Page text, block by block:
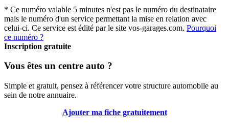
* Ce numéro valable 5 minutes n'est pas le numéro du destinataire
mais le numéro d'un service permettant la mise en relation avec
celui-ci. Ce service est édité par le site vos-garages.com. Pourquoi
ce numéro ?
Inscription gratuite
Vous êtes un centre auto ?
Simple et gratuit, pensez à référencer votre structure automobile au
sein de notre annuaire.
Ajouter ma fiche gratuitement